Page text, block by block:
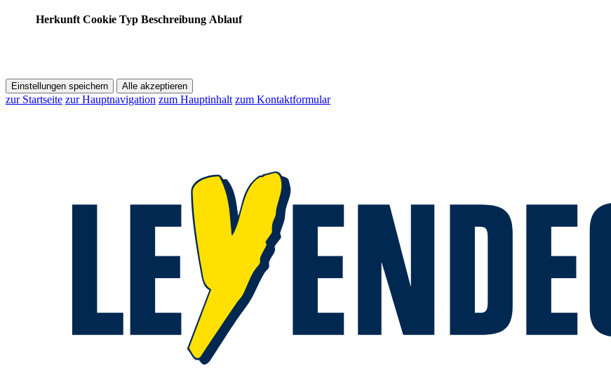
Herkunft Cookie Typ Beschreibung Ablauf
Einstellungen speichern Alle akzeptieren
zur Startseite zur Hauptnavigation zum Hauptinhalt zum Kontaktformular